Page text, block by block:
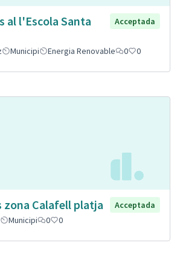
al l'Escola Santa
Acceptada
Municipi Energia Renovable 0 0
zona Calafell platja
Acceptada
Municipi 0 0